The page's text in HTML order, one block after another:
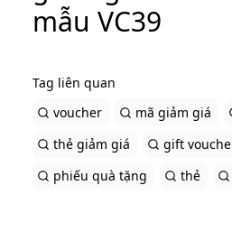
mẫu VC39
Tag liên quan
voucher
mã giảm giá
thẻ giảm giá
gift
phiếu quà tặng
thẻ